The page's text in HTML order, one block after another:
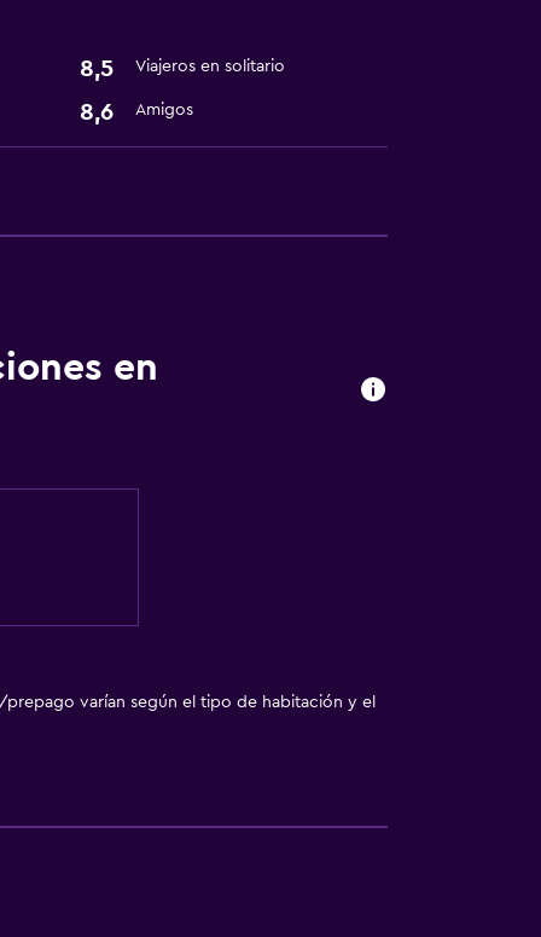
8,5 Viajeros en solitario
8,6 Amigos
en
varían según el tipo de habitación y el